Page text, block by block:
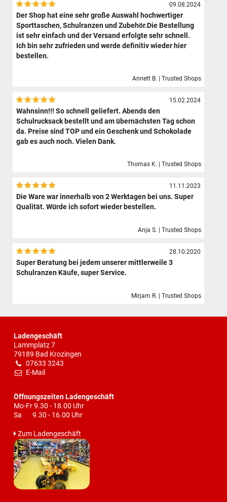
09.08.2024
Der Shop hat eine sehr große Auswahl hochwertiger
Sporttaschen, Schulranzen und Zubehör.Die Bestellung
ist sehr einfach und der Versand erfolgte sehr schnell.
Ich bin sehr zufrieden und werde definitiv wieder hier
bestellen.
Annett B. | Trusted Shops
15.02.2024
Wahnsinn!!! So schnell geliefert. Abends den
Schulrucksack bestellt und am übernächsten Tag schon
da. Preise sind TOP und ein Geschenk und Schokolade
gab es auch noch. Vielen Dank.
Thomas K. | Trusted Shops
11.11.2023
Die Ware war innerhalb von 2 Werktagen bei uns. Super
Qualität. Würde ich sofort wieder bestellen.
Anja S. | Trusted Shops
28.10.2020
Super Beratung bei jedem unserer mittlerweile 3
Schulranzen Käufe, super Service.
Mirjam R. | Trusted Shops
Ladengeschäft
Lammplatz 7
79189 Bad Krozingen
07633 3243
E-Mail
Öffnungszeiten Ladengeschäft
Mo-Fr 9.30 - 18.00 Uhr
Sa 9.30 - 16.00 Uhr
Zum Ladengeschäft